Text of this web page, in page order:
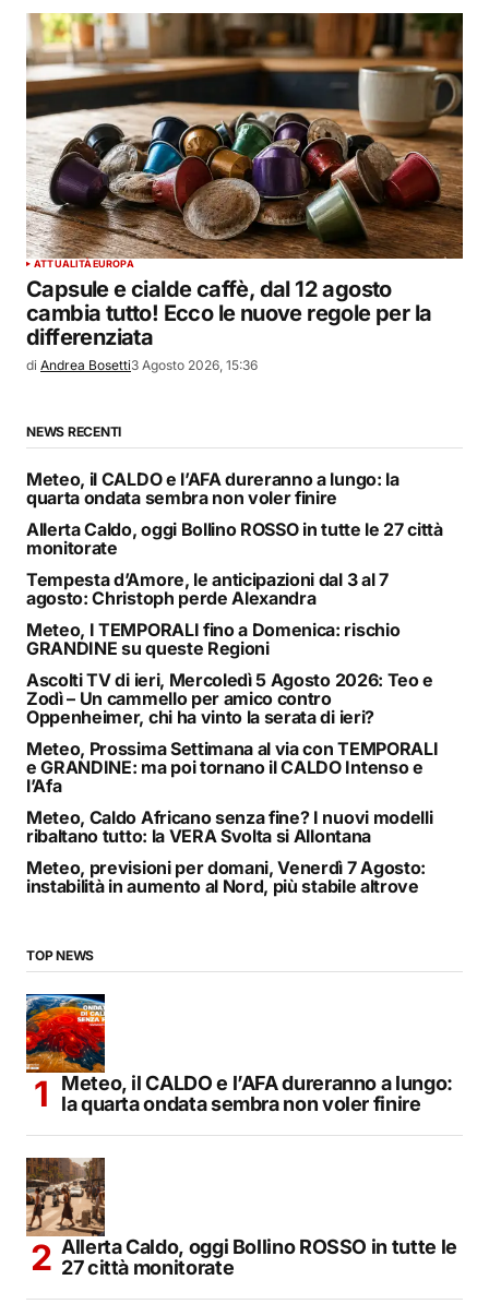
ATTUALITÀEUROPA
Capsule e cialde caffè, dal 12 agosto
cambia tutto! Ecco le nuove regole per la
differenziata
di Andrea Bosetti3 Agosto 2026, 15:36
NEWS RECENTI
Meteo, il CALDO e l’AFA dureranno a lungo: la
quarta ondata sembra non voler finire
Allerta Caldo, oggi Bollino ROSSO in tutte le 27 città
monitorate
Tempesta d’Amore, le anticipazioni dal 3 al 7
agosto: Christoph perde Alexandra
Meteo, I TEMPORALI fino a Domenica: rischio
GRANDINE su queste Regioni
Ascolti TV di ieri, Mercoledì 5 Agosto 2026: Teo e
Zodì – Un cammello per amico contro
Oppenheimer, chi ha vinto la serata di ieri?
Meteo, Prossima Settimana al via con TEMPORALI
e GRANDINE: ma poi tornano il CALDO Intenso e
l’Afa
Meteo, Caldo Africano senza fine? I nuovi modelli
ribaltano tutto: la VERA Svolta si Allontana
Meteo, previsioni per domani, Venerdì 7 Agosto:
instabilità in aumento al Nord, più stabile altrove
TOP NEWS
Meteo, il CALDO e l’AFA dureranno a lungo:
la quarta ondata sembra non voler finire
Allerta Caldo, oggi Bollino ROSSO in tutte le
27 città monitorate